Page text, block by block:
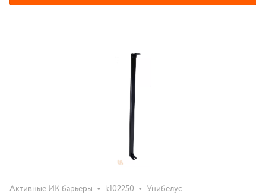
Активные ИК барьеры • k102250 • Унибелус